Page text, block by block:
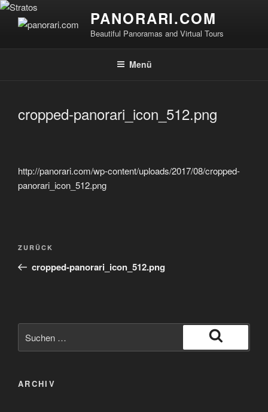
Zum
Inhalt
PANORARI.COM
Beautiful Panoramas and Virtual Tours
Menü
cropped-panorari_icon_512.png
http://panorari.com/wp-content/uploads/2017/08/cropped-
panorari_icon_512.png
Beitragsnavigation
Vorheriger
Beitrag
ZURÜCK
cropped-panorari_icon_512.png
nach:
Suchen
ARCHIV